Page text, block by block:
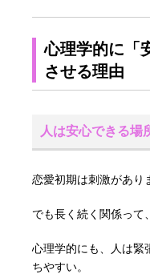
心理学的に「
させる理由
人は安心できる場
恋愛初期は刺激があり
でも長く続く関係って
心理学的にも、人は緊
ちやすい。